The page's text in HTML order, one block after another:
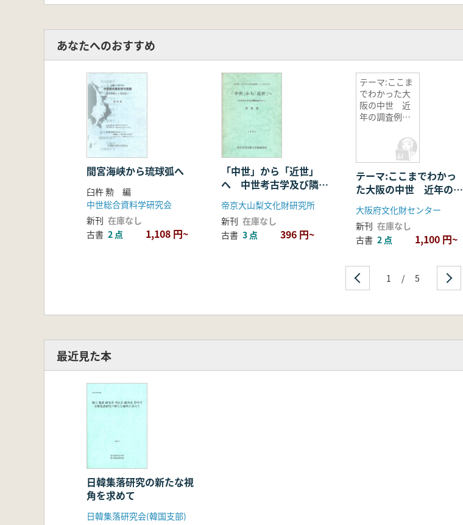
あなたへのおすすめ
間宮海峡から琉球弧へ
臼杵 勲 編
中世総合資料学研究会
新刊 在庫なし
古書 2 点 1,108 円~
「中世」から「近世」
へ 中世考古学及び隣接
諸学から 資料集
帝京大山梨文化財研究所
新刊 在庫なし
古書 3 点 396 円~
テーマ:ここま
でわかった大
阪の中世 近
年の調査例を
テーマ:ここまでわかっ
た大阪の中世 近年の調
査例を中心に
大阪府文化財センター
新刊 在庫なし
古書 2 点 1,100 円~
1 / 5
最近見た本
日韓集落研究の新たな視
角を求めて
日韓集落研究会(韓国支部)